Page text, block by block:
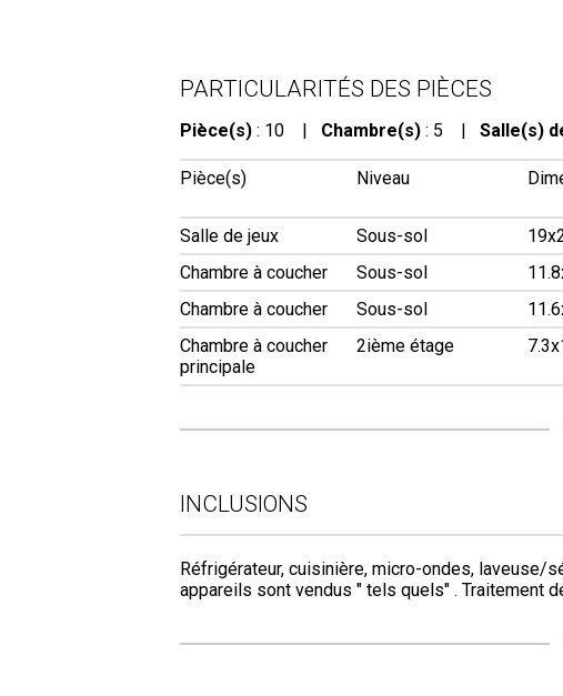
PARTICULARITÉS DES PIÈCES
Pièce(s) : 10 | Chambre(s) : 5 | Salle(s)
Pièce(s) Niveau
Salle de jeux
Sous-sol
Chambre à coucher
Sous-sol
Chambre à coucher
Sous-sol
Chambre à coucher
principale
2ième étage
INCLUSIONS
Réfrigérateur, cuisinière, micro-ondes, laveuse/
appareils sont vendus " tels quels" . Traitement